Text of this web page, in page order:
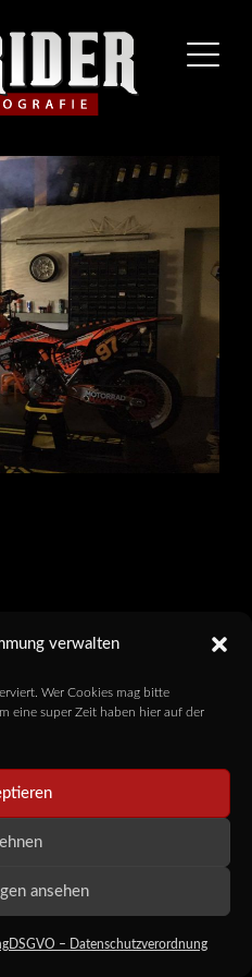
verwalten
Wer Cookies mag bitte
eine super Zeit haben hier auf der
ansehen
DSGVO – Datenschutzverordnung